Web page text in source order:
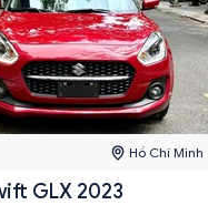
Hồ Chí Minh
GLX 2023